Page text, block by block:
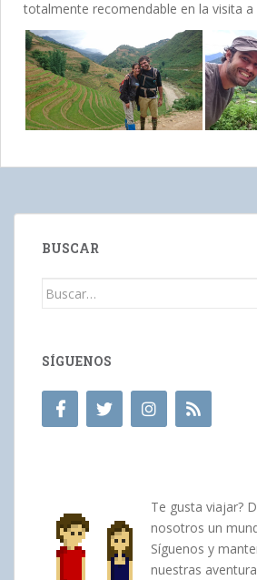
totalmente recomendable en la visita a
BUSCAR
Buscar:
SÍGUENOS
Te gusta viajar?
nosotros un
Síguenos y
nuestras